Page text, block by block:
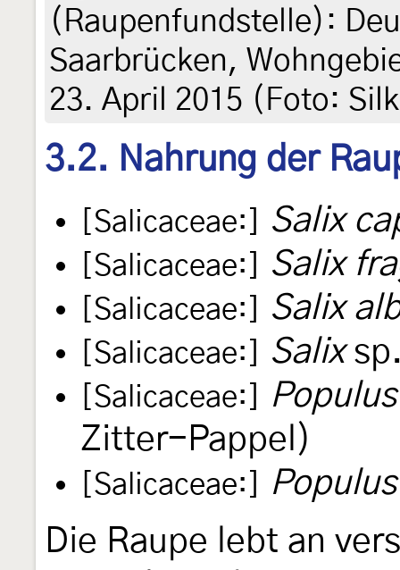
(Raupenfundstelle):
Saarbrücken,
23. April 2015 (Foto:
3.2. Nahrung der
[Salicaceae:] Salix
[Salicaceae:] Salix
[Salicaceae:] Salix
[Salicaceae:] Salix
[Salicaceae:]
Zitter-Pappel)
[Salicaceae:]
Die Raupe lebt an